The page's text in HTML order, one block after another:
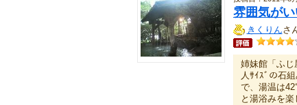
雰囲気が
きくりんさ
姉妹館「ふじ
人ｻｲｽﾞの石
で、湯温は
と湯浴みを楽